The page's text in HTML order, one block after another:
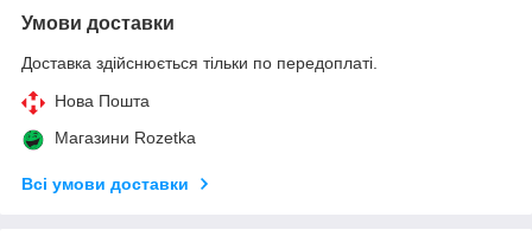
Умови доставки
Доставка здійснюється тільки по передоплаті.
Нова Пошта
Магазини Rozetka
Всі умови доставки